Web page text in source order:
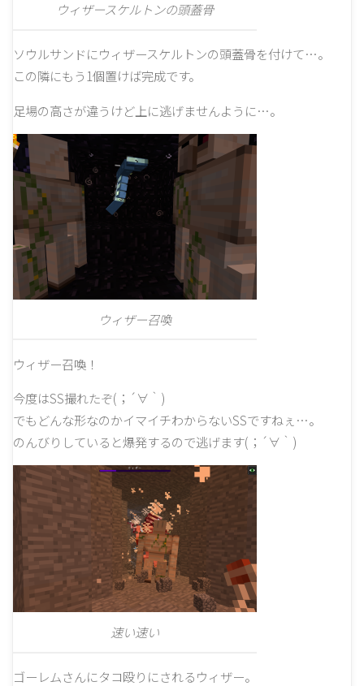
ウィザースケルトンの頭蓋骨
ソウルサンドにウィザースケルトンの頭蓋骨を付けて…。
この隣にもう1個置けば完成です。
足場の高さが違うけど上に逃げませんように…。
ウィザー召喚
ウィザー召喚！
今度はSS撮れたぞ(；´∀｀)
でもどんな形なのかイマイチわからないSSですねぇ…。
のんびりしていると爆発するので逃げます(；´∀｀)
速い速い
ゴーレムさんにタコ殴りにされるウィザー。